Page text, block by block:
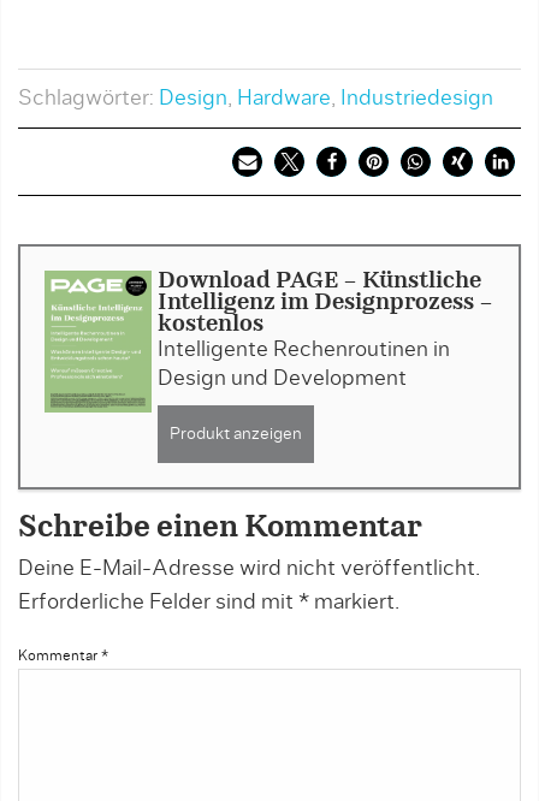
Schlagwörter: Design, Hardware, Industriedesign
Download PAGE - Künstliche
Intelligenz im Designprozess -
kostenlos
Intelligente Rechenroutinen in
Design und Development
Produkt anzeigen
Schreibe einen Kommentar
Deine E-Mail-Adresse wird nicht veröffentlicht.
Erforderliche Felder sind mit * markiert.
Kommentar *